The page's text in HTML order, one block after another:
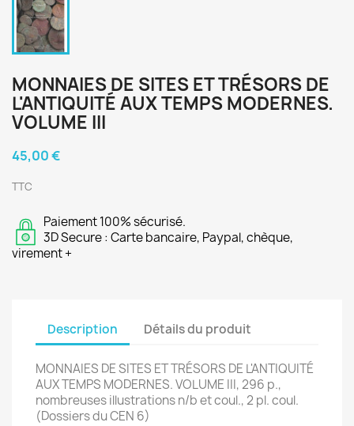
MONNAIES DE SITES ET TRÉSORS DE
L'ANTIQUITÉ AUX TEMPS MODERNES.
VOLUME III
45,00 €
TTC
Paiement 100% sécurisé.
3D Secure : Carte bancaire, Paypal, chèque,
virement +
Description Détails du produit
MONNAIES DE SITES ET TRÉSORS DE L'ANTIQUITÉ
AUX TEMPS MODERNES. VOLUME III, 296 p.,
nombreuses illustrations n/b et coul., 2 pl. coul.
(Dossiers du CEN 6)